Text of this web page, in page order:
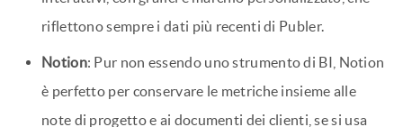
direttamente in Power BI o Notion, in modo che i clienti
vedano sempre i numeri più recenti senza che voi alziate
un dito.
Ecco come funziona: